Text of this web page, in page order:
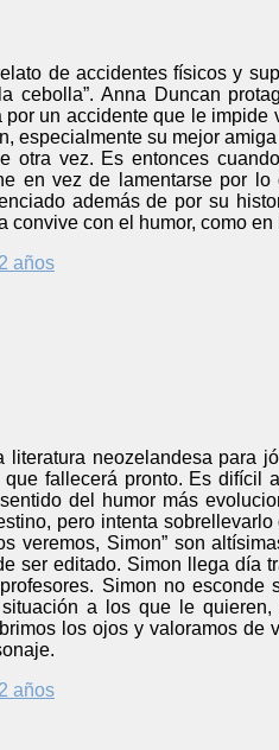
de accidentes físicos y
cebolla”. Anna Duncan
por un accidente que le
especialmente su mejor
otra vez. Es entonces
en vez de lamentarse por
además de por su
convive con el humor, como en
años
neozelandesa para
fallecerá pronto. Es
del humor más
pero intenta
veremos, Simon” son
ser editado. Simon llega
Simon no
a los que le
los ojos y valoramos
años